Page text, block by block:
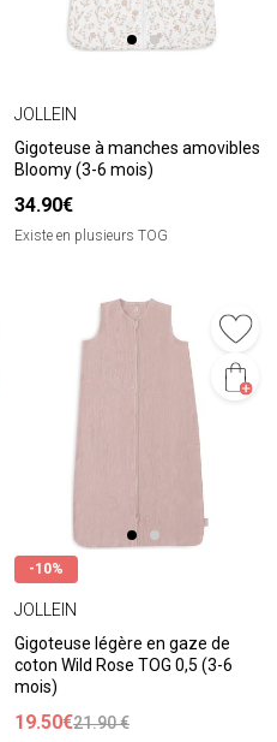
JOLLEIN
Gigoteuse à manches amovibles
Bloomy (3-6 mois)
34.90€
Existe en plusieurs TOG
-10%
JOLLEIN
Gigoteuse légère en gaze de
coton Wild Rose TOG 0,5 (3-6
mois)
19.50€21.90 €